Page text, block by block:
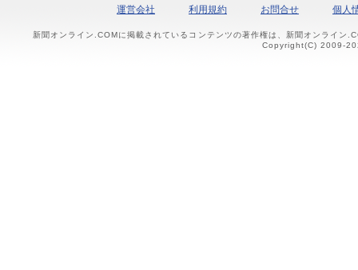
運営会社 利用規約 お問合せ 個人
新聞オンライン.COMに掲載されているコンテンツの著作権は、新聞オンライン
Copyright(C) 2009-